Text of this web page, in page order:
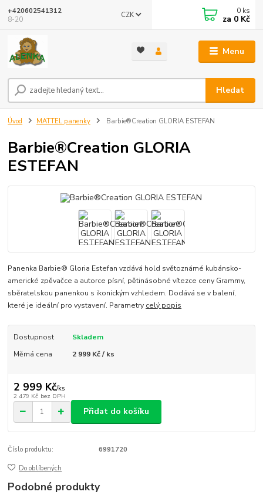
Menu
CZK
Hledat
+420602541312
8-20
0 ks
za 0 Kč
Úvod MATTEL panenky Barbie®Creation GLORIA ESTEFAN
Barbie®Creation GLORIA
ESTEFAN
Panenka Barbie® Gloria Estefan vzdává hold světoznámé kubánsko-
americké zpěvačce a autorce písní, pětinásobné vítezce ceny Grammy,
sběratelskou panenkou s ikonickým vzhledem. Dodává se v balení,
které je ideální pro vystavení. Parametry celý popis
Dostupnost
Skladem
Měrná cena
2 999 Kč / ks
2 999 Kč/ks
2 479 Kč bez DPH
Přidat do košíku
Číslo produktu: 6991720
Do oblíbených
Podobné produkty